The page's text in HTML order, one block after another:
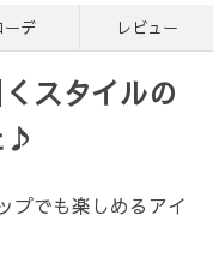
ーデ レビュー
スタイルの
♪
プでも楽しめるアイ